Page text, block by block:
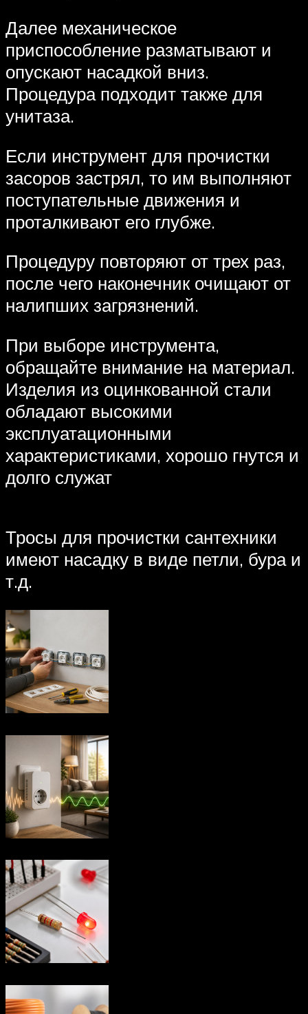
Далее механическое
приспособление разматывают и
опускают насадкой вниз.
Процедура подходит также для
унитаза.
Если инструмент для прочистки
засоров застрял, то им выполняют
поступательные движения и
проталкивают его глубже.
Процедуру повторяют от трех раз,
после чего наконечник очищают от
налипших загрязнений.
При выборе инструмента,
обращайте внимание на материал.
Изделия из оцинкованной стали
обладают высокими
эксплуатационными
характеристиками, хорошо гнутся и
долго служат
Тросы для прочистки сантехники
имеют насадку в виде петли, бура и
т.д.